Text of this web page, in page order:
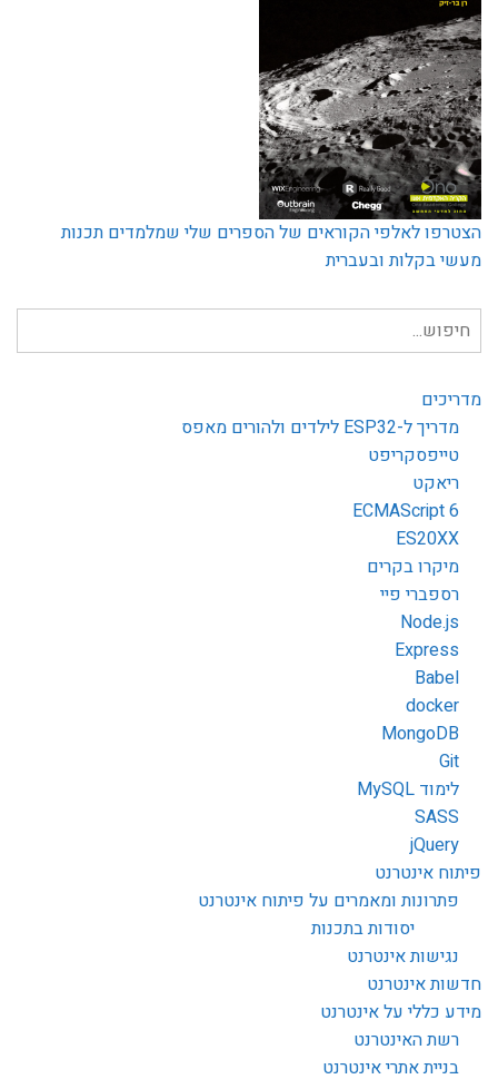
הצטרפו לאלפי הקוראים של הספרים שלי שמלמדים תכנות
מעשי בקלות ובעברית
חיפוש
עבור:
מדריכים
מדריך ל-ESP32 לילדים ולהורים מאפס
טייפסקריפט
ריאקט
ECMAScript 6
ES20XX
מיקרו בקרים
רספברי פיי
Node.js
Express
Babel
docker
MongoDB
Git
לימוד MySQL
SASS
jQuery
פיתוח אינטרנט
פתרונות ומאמרים על פיתוח אינטרנט
יסודות בתכנות
נגישות אינטרנט
חדשות אינטרנט
מידע כללי על אינטרנט
רשת האינטרנט
בניית אתרי אינטרנט